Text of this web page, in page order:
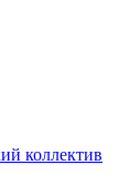
коллектив